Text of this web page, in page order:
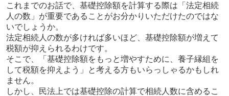
これまでのお話で、基礎控除額を計算する際は「法定相続
人の数」が重要であることがお分かりいただけたのではな
いでしょうか。
法定相続人の数が多ければ多いほど、基礎控除額が増えて
税額が抑えられるわけです。
そこで、「基礎控除額をもっと増やすために、養子縁組を
して税額を抑えよう」と考える方もいらっしゃるかもしれ
ません。
しかし、民法上では基礎控除の計算で相続人数に含めるこ